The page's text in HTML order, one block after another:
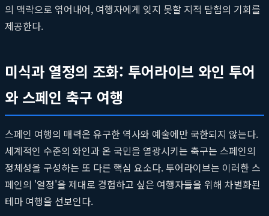
의 맥락으로 엮어내어, 여행자에게 잊지 못할 지적 탐험의 기회를
제공한다.
미식과 열정의 조화: 투어라이브 와인 투어
와 스페인 축구 여행
스페인 여행의 매력은 유구한 역사와 예술에만 국한되지 않는다.
세계적인 수준의 와인과 온 국민을 열광시키는 축구는 스페인의
정체성을 구성하는 또 다른 핵심 요소다. 투어라이브는 이러한 스
페인의 '열정'을 제대로 경험하고 싶은 여행자들을 위해 차별화된
테마 여행을 선보인다.